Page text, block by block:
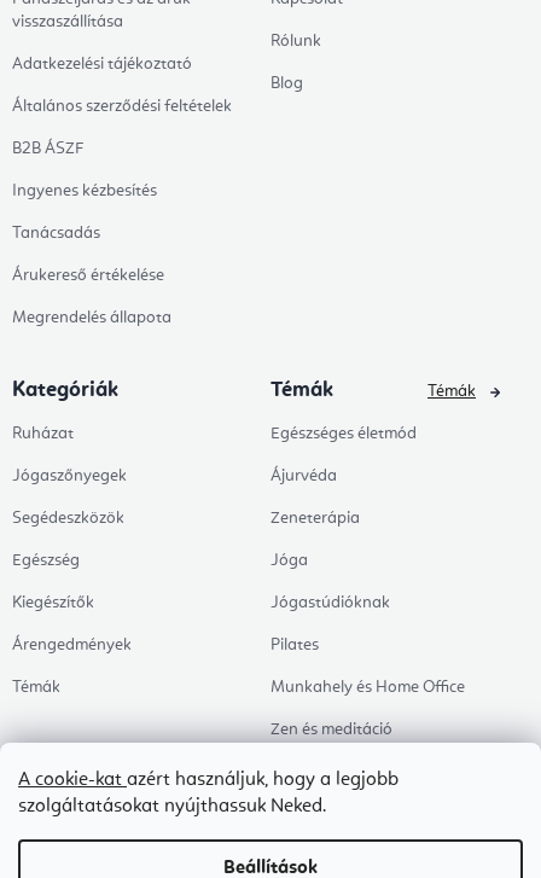
A cookie-kat azért használjuk, hogy a legjobb
szolgáltatásokat nyújthassuk Neked.
Beállítások
visszaszállítása
Adatkezelési tájékoztató
Általános szerződési feltételek
B2B ÁSZF
Ingyenes kézbesítés
Tanácsadás
Árukereső értékelése
Megrendelés állapota
Rólunk
Blog
Kategóriák
Ruházat
Jógaszőnyegek
Segédeszközök
Egészség
Kiegészítők
Árengedmények
Témák
Témák
Egészséges életmód
Ájurvéda
Zeneterápia
Jóga
Jógastúdióknak
Pilates
Munkahely és Home Office
Zen és meditáció
Aromaterápia
Egészséges alvás
Kedvenceink
Témák